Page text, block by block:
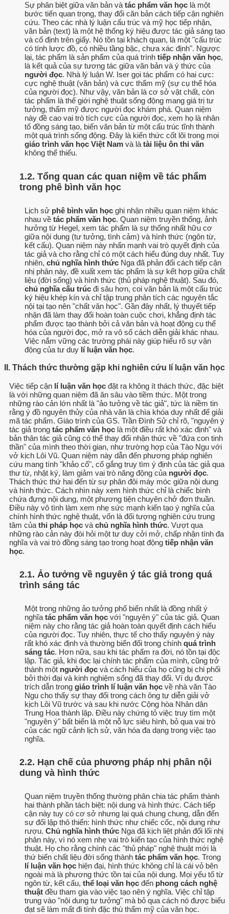
Sự phân biệt giữa văn bản vàtác phẩm văn học là một
bước tiến quan trọng, thay đổi căn bản cách tiếp cận nghiên
cứu. Theo các nhà lý luận cấu trúc và mỹ học tiếp nhận,
văn bản (text) là một hệ thống ký hiệu được tác giả sáng tạo
và cố định trên giấy. Nó tồn tại khách quan, là một "cấu trúc
có tính lược đồ, có nhiều tầng bậc, chưa xác định". Ngược
lại, tác phẩm là sản phẩm của quá trình tiếp nhận văn học,
là kết quả của sự tương tác giữa văn bản và ý thức của
người đọc. Nhà lý luận W. Iser gọi tác phẩm có hai cực:
cực nghệ thuật (văn bản) và cực thẩm mỹ (sự cụ thể hóa
của người đọc). Như vậy, văn bản là cơ sở vật chất, còn
tác phẩm là thế giới nghệ thuật sống động mang giá trị tư
tưởng, thẩm mỹ được người đọc khám phá. Quan niệm
này đề cao vai trò tích cực của người đọc, xem họ là nhân
tố đồng sáng tạo, biến văn bản từ một cấu trúc tĩnh thành
một quá trình sống động. Đây là kiến thức cốt lõi trong mọi
giáo trình văn học Việt Nam và làtài liệu ôn thi văn
không thể thiếu.
1.2. Tổng quan các quan niệm về tác phẩm
trong phê bình văn học
Lịch sử phê bình văn học ghi nhận nhiều quan niệm khác
nhau về tác phẩm văn học. Quan niệm truyền thống, ảnh
hưởng từ Hegel, xem tác phẩm là sự thống nhất hữu cơ
giữa nội dung (tư tưởng, tình cảm) và hình thức (ngôn từ,
kết cấu). Quan niệm này nhấn mạnh vai trò quyết định của
tác giả và cho rằng chỉ có một cách hiểu đúng duy nhất. Tuy
nhiên, chủ nghĩa hình thức Nga đã phản đối cách tiếp cận
nhị phân này, đề xuất xem tác phẩm là sự kết hợp giữa chất
liệu (đời sống) và hình thức (thủ pháp nghệ thuật). Sau đó,
chủ nghĩa cấu trúc đi sâu hơn, coi văn bản là một cấu trúc
ký hiệu khép kín và chỉ tập trung phân tích các nguyên tắc
nội tại tạo nên "chất văn học". Gần đây nhất, lý thuyết tiếp
nhận đã làm thay đổi hoàn toàn cuộc chơi, khẳng định tác
phẩm được tạo thành bởi cả văn bản và hoạt động cụ thể
hóa của người đọc, mở ra vô số cách diễn giải khác nhau.
Việc nắm vững các trường phái này giúp hiểu rõ sự vận
động của tư duy lí luận văn học.
II. Thách thức thường gặp khi nghiên cứu lí luận văn học
Việc tiếp cận lí luận văn học đặt ra không ít thách thức, đặc biệt
là với những quan niệm đã ăn sâu vào tiềm thức. Một trong
những rào cản lớn nhất là "ảo tưởng về tác giả", tức là niềm tin
rằng ý đồ nguyên thủy của nhà văn là chìa khóa duy nhất để giải
mã tác phẩm. Giáo trình của GS. Trần Đình Sử chỉ rõ, "nguyên ý
tác giả trong tác phẩm văn học là một điều rất khó xác định" và
bản thân tác giả cũng có thể thay đổi nhận thức về "đứa con tinh
thần" của mình theo thời gian, như trường hợp của Tào Ngu với
vở kịch Lôi Vũ. Quan niệm này dẫn đến phương pháp nghiên
cứu mang tính "khảo cổ", cố gắng truy tìm ý định của tác giả qua
thư từ, nhật ký, làm giảm vai trò năng động của người đọc.
Thách thức thứ hai đến từ sự phân đôi máy móc giữa nội dung
và hình thức. Cách nhìn này xem hình thức chỉ là chiếc bình
chứa đựng nội dung, một phương tiện chuyên chở đơn thuần.
Điều này vô tình làm xem nhẹ sức mạnh kiến tạo ý nghĩa của
chính hình thức nghệ thuật, vốn là đối tượng nghiên cứu trung
tâm của thi pháp học và chủ nghĩa hình thức. Vượt qua
những rào cản này đòi hỏi một tư duy cởi mở, chấp nhận tính đa
nghĩa và vai trò đồng sáng tạo trong hoạt động tiếp nhận văn
học.
2.1. Ảo tưởng về nguyên ý tác giả trong quá
trình sáng tác
Một trong những ảo tưởng phổ biến nhất là đồng nhất ý
nghĩa tác phẩm văn học với "nguyên ý" của tác giả. Quan
niệm này cho rằng tác giả hoàn toàn quyết định cách hiểu
của người đọc. Tuy nhiên, thực tế cho thấy nguyên ý này
rất khó xác định và thường biến đổi trong chính quá trình
sáng tác. Hơn nữa, sau khi tác phẩm ra đời, nó tồn tại độc
lập. Tác giả, khi đọc lại chính tác phẩm của mình, cũng trở
thành một người đọc và cách hiểu của họ cũng bị chi phối
bởi thời đại và kinh nghiệm sống đã thay đổi. Ví dụ được
trích dẫn trong giáo trình lí luận văn học về nhà văn Tào
Ngu cho thấy sự thay đổi trong cách ông tự diễn giải vở
kịch Lôi Vũ trước và sau khi nước Cộng hòa Nhân dân
Trung Hoa thành lập. Điều này chứng tỏ việc truy tìm một
"nguyên ý" bất biến là một nỗ lực siêu hình, bỏ qua vai trò
của các ngữ cảnh lịch sử, văn hóa đa dạng trong việc tạo
nghĩa.
2.2. Hạn chế của phương pháp nhị phân nội
dung và hình thức
Quan niệm truyền thống thường phân chia tác phẩm thành
hai thành phần tách biệt: nội dung và hình thức. Cách tiếp
cận này tuy có cơ sở nhưng lại quá chung chung, dẫn đến
sự đối lập thô thiển: hình thức như chiếc cốc, nội dung như
rượu. Chủ nghĩa hình thức Nga đã kịch liệt phản đối lối nhị
phân này, vì nó xem nhẹ vai trò kiến tạo của hình thức nghệ
thuật. Họ cho rằng chính các "thủ pháp" nghệ thuật mới là
thứ biến chất liệu đời sống thành tác phẩm văn học. Trong
lí luận văn học hiện đại, hình thức không chỉ là cái vỏ bên
ngoài mà là phương thức tồn tại của nội dung. Mọi yếu tố từ
ngôn từ, kết cấu, thể loại văn học đến phong cách nghệ
thuật đều tham gia vào việc tạo nên ý nghĩa. Việc chỉ tập
trung vào "nội dung tư tưởng" mà bỏ qua cách nó được biểu
đạt sẽ làm mất đi tính đặc thù thẩm mỹ của văn học.